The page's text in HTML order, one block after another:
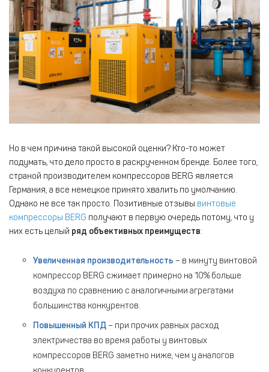
Но в чем причина такой высокой оценки? Кто-то может
подумать, что дело просто в раскрученном бренде. Более того,
страной производителем компрессоров BERG является
Германия, а все немецкое принято хвалить по умолчанию.
Однако не все так просто. Позитивные отзывы винтовые
компрессоры BERG получают в первую очередь потому, что у
них есть целый ряд объективных преимуществ:
Увеличенная производительность – в минуту винтовой
компрессор BERG сжимает примерно на 10% больше
воздуха по сравнению с аналогичными агрегатами
большинства конкурентов.
Повышенный КПД – при прочих равных расход
электричества во время работы у винтовых
компрессоров BERG заметно ниже, чем у аналогов